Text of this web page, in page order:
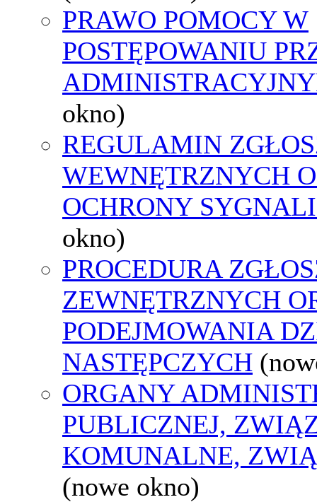
PRAWO POMOCY W
POSTĘPOWANIU
okno)
REGULAMIN
WEWNĘTRZNYCH
OCHRONY
okno)
PROCEDURA
ZEWNĘTRZNYCH
PODEJMOWANIA
NASTĘPCZYCH
ORGANY
PUBLICZNEJ,
KOMUNALNE,
(nowe okno)